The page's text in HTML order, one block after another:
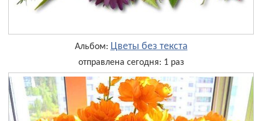
Альбом: Цветы без текста
отправлена сегодня: 1 раз